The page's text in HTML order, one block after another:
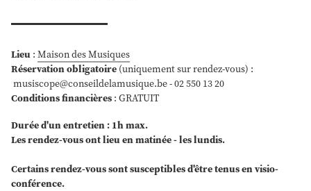
Lieu : Maison des Musiques
Réservation obligatoire (uniquement sur rendez-vous) :
musiscope@conseildelamusique.be - 02 550 13 20
Conditions financières : GRATUIT
Durée d'un entretien : 1h max.
Les rendez-vous ont lieu en matinée - les lundis.
Certains rendez-vous sont susceptibles d'être tenus en visio-
conférence.